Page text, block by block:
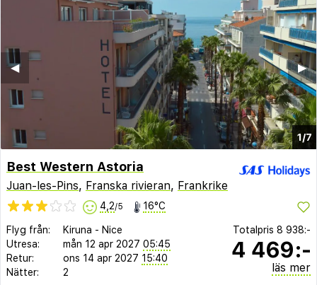
1/7
▶︎
◀︎
Best Western Astoria
Juan-les-Pins, Franska rivieran, Frankrike
4,2/5 16°C
Flyg från: Kiruna - Nice
Utresa:
mån 12 apr 2027 05:45
Retur:
ons 14 apr 2027 15:40
Nätter:
2
Totalpris 8 938:-
4 469:-
läs mer